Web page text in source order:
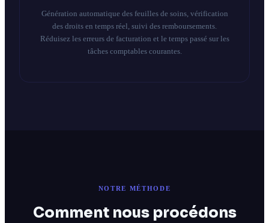
Génération automatique des feuilles de soins, vérification
des droits en temps réel, suivi des remboursements.
Réduisez les erreurs de facturation et le temps passé sur les
tâches comptables courantes.
NOTRE MÉTHODE
Comment nous procédons